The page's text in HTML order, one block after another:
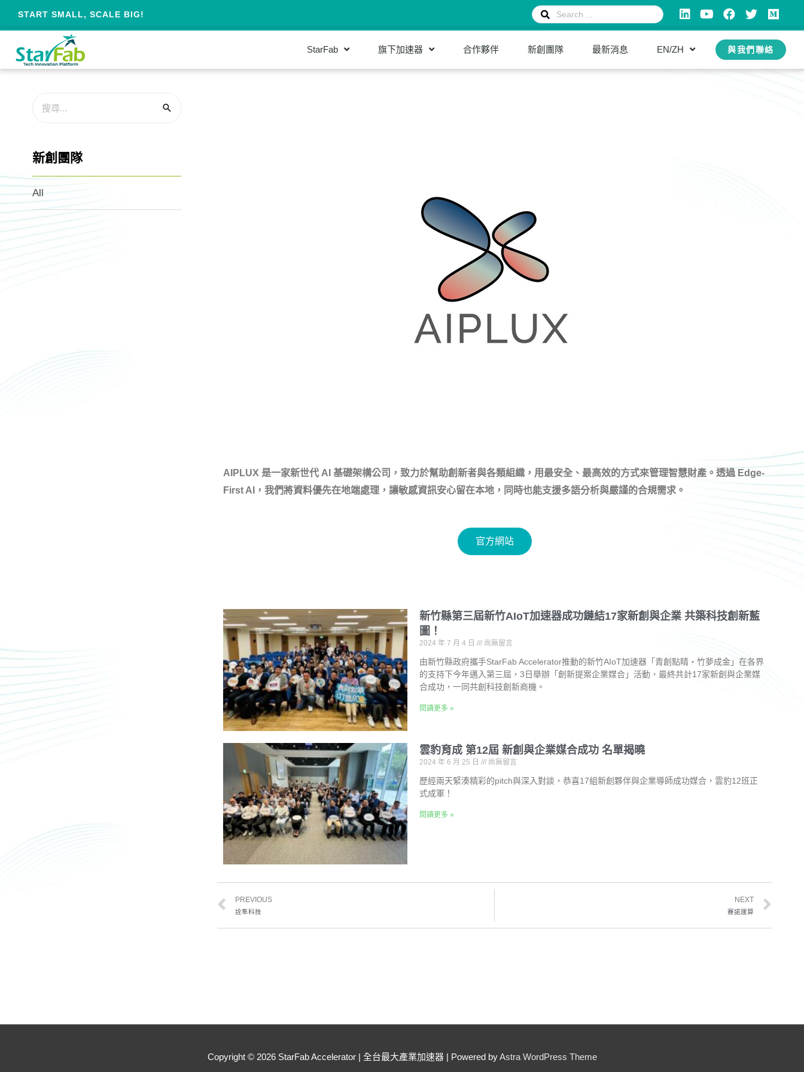
START SMALL, SCALE BIG!
StarFab 旗下加速器 合作夥伴 新創團隊 最新消息 EN/ZH 與我們聯絡
新創團隊
All
AIPLUX 是一家新世代 AI 基礎架構公司，致力於幫助創新者與各類組織，用最安全、最高效的方式來管理智慧財產。透過 Edge-
First AI，我們將資料優先在地端處理，讓敏感資訊安心留在本地，同時也能支援多語分析與嚴謹的合規需求。
官方網站
新竹縣第三屆新竹AIoT加速器成功鏈結17家新創與企業 共築科技創新藍
圖！
2024 年 7 月 4 日 尚無留言
由新竹縣政府攜手StarFab Accelerator推動的新竹AIoT加速器「青創點睛・竹夢成金」在各界
的支持下今年邁入第三屆，3日舉辦「創新提案企業媒合」活動，最終共計17家新創與企業媒
合成功，一同共創科技創新商機。
閱讀更多 »
雲豹育成 第12屆 新創與企業媒合成功 名單揭曉
2024 年 6 月 25 日 尚無留言
歷經兩天緊湊精彩的pitch與深入對談，恭喜17組新創夥伴與企業導師成功媒合，雲豹12班正
式成軍！
閱讀更多 »
PREVIOUS
詮隼科技
NEXT
賽諾運算
Copyright © 2026 StarFab Accelerator | 全台最大產業加速器| Powered byAstra WordPress Theme